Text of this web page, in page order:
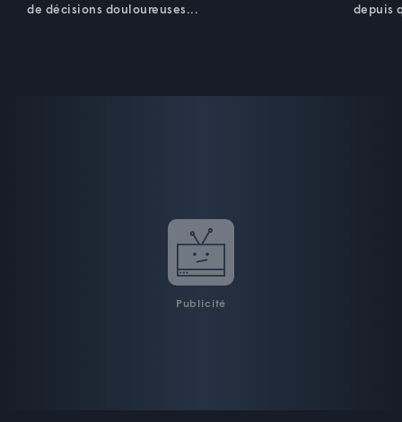
de décisions douloureuses...
depuis
Publicité